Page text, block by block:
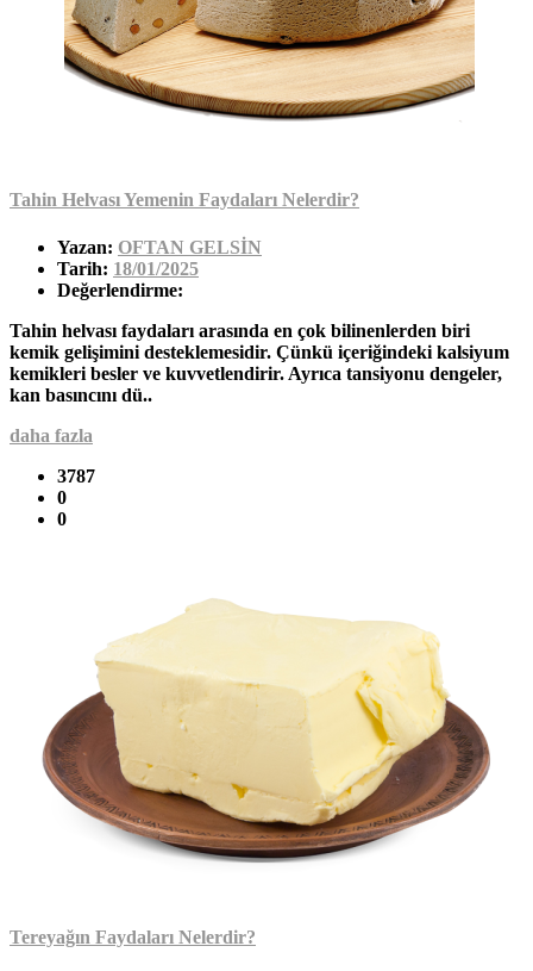
Tahin Helvası Yemenin Faydaları Nelerdir?
Yazan: OFTAN GELSİN
Tarih: 18/01/2025
Değerlendirme:
Tahin helvası faydaları arasında en çok bilinenlerden biri
kemik gelişimini desteklemesidir. Çünkü içeriğindeki kalsiyum
kemikleri besler ve kuvvetlendirir. Ayrıca tansiyonu dengeler,
kan basıncını dü..
daha fazla
3787
0
0
Tereyağın Faydaları Nelerdir?